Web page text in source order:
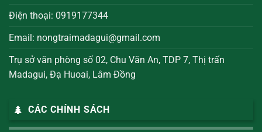
Điện thoại: 0919177344
Email: nongtraimadagui@gmail.com
Trụ sở văn phòng số 02, Chu Văn An, TDP 7, Thị trấn
Madagui, Đạ Huoai, Lâm Đồng
CÁC CHÍNH SÁCH